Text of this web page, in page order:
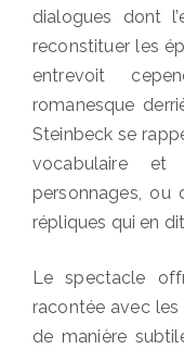
dialogues dont
reconstituer les
entrevoit
romanesque
Steinbeck se
vocabulaire
personnages, ou
répliques qui en
Le spectacle
racontée avec les
de manière